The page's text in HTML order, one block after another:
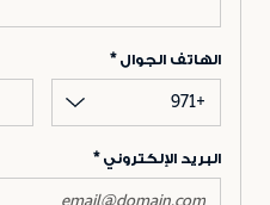
الهاتف الجوال
+971
البريد الإلكتروني